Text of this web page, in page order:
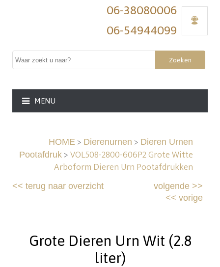
06-38080006
06-54944099
Zoeken
MENU
HOME> Dierenurnen > Dieren Urnen
Pootafdruk>VOL508-2800-606P2 Grote Witte
Arboform Dieren Urn Pootafdrukken
<<terug naar overzicht volgende>>
<< vorige
Grote Dieren Urn Wit (2.8
liter)